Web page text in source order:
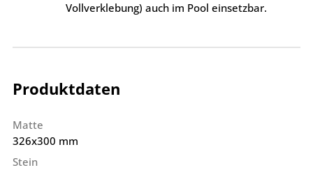
Vollverklebung) auch im Pool einsetzbar.
Produktdaten
Matte
326x300 mm
Stein